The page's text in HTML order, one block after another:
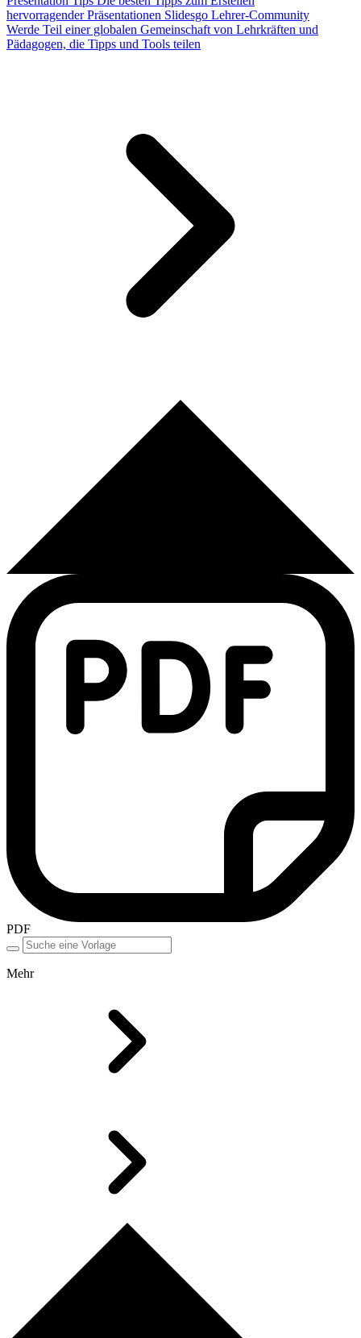
hervorragender Präsentationen Slidesgo Lehrer-Community
Werde Teil einer globalen Gemeinschaft von Lehrkräften und
Pädagogen, die Tipps und Tools teilen
PDF
Mehr